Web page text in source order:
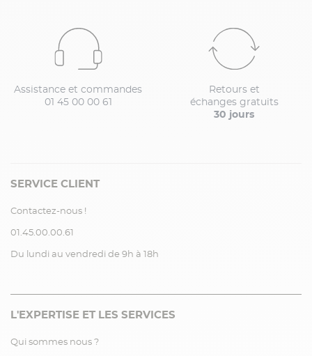
Assistance et commandes
01 45 00 00 61
Retours et
échanges gratuits
30 jours
SERVICE CLIENT
Contactez-nous !
01.45.00.00.61
Du lundi au vendredi de 9h à 18h
L'EXPERTISE ET LES SERVICES
Qui sommes nous ?